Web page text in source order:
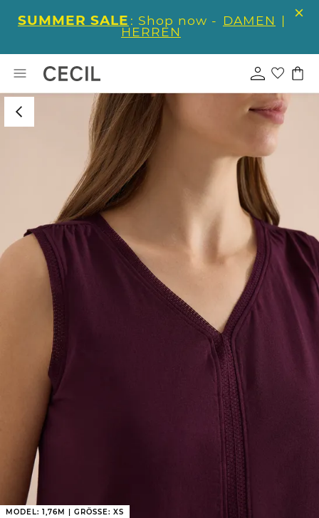
SUMMER SALE : Shop now - DAMEN |
HERREN
MODEL: 1,76M | GRÖSSE: XS